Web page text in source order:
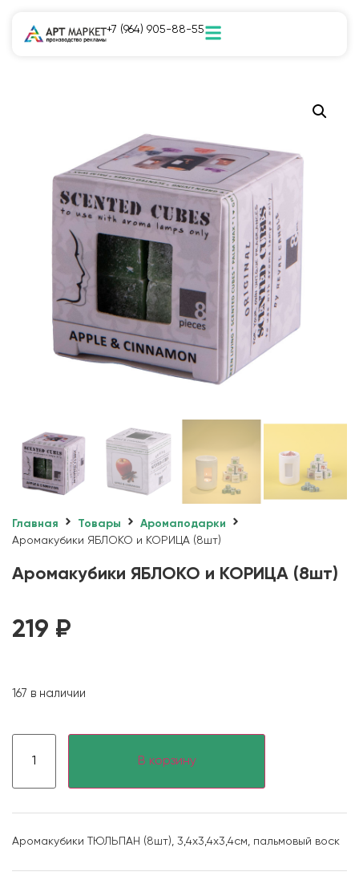
+7 (964) 905-88-55
Главная Товары
Аромаподарки
Аромакубики ЯБЛОКО и КОРИЦА (8шт)
Аромакубики ЯБЛОКО и КОРИЦА (8шт)
219 ₽
167 в наличии
В корзину
Аромакубики ТЮЛЬПАН (8шт), 3,4х3,4х3,4см, пальмовый воск